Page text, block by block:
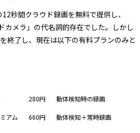
秒間クラウド録画を無料で提供し、
カメラ」の代名詞的存在でした。しかし
終了 し、現在は以下の有料プランのみと
280円 動体検知時の録画
アム 660円 動体検知＋常時録画